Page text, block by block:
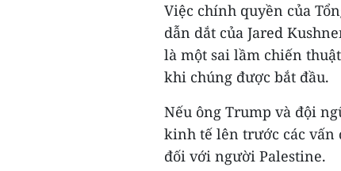
Việc chính quyền của
dẫn dắt của Jared
là một sai lầm chiến
khi chúng được bắt đầu.
Nếu ông Trump và đội
kinh tế lên trước các vấn
đối với người Palestine.